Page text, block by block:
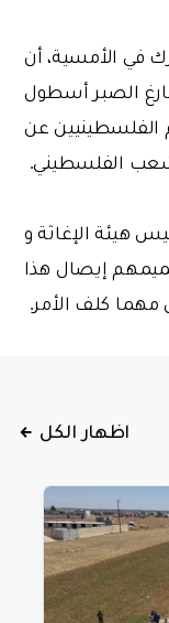
في الأمسية، أن
الصبر أسطول
الفلسطينيين عن
الفلسطيني.
هيئة الإغاثة و
إيصال هذا
كلف الأمر.
اظهار الكل